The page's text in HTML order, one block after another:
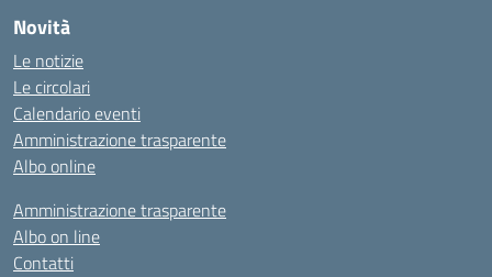
Novità
Le notizie
Le circolari
Calendario eventi
Amministrazione trasparente
Albo online
Amministrazione trasparente
Albo on line
Contatti